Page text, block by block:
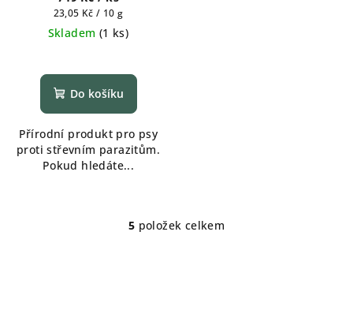
"bezchemického"
odčervení psa
Měrná
cena:
23,05 Kč / 10 g
Skladem (1 ks)
Do košíku
Přírodní produkt pro psy
proti střevním parazitům.
Pokud hledáte...
O
5 položek celkem